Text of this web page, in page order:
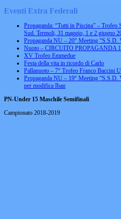
Eventi Extra Federali
Propaganda: “Tutti in Piscina” – Trofeo
Sud. Termoli, 31 maggio, 1 e 2 giugno
Propaganda NU – 20° Meeting “S.S.D.
Nuoto – CIRCUITO PROPAGANDA
XV Trofeo Emmedue
Festa della vita in ricordo di Carlo
Pallanuoto – 7° Trofeo Franco Baccini
Propaganda NU – 19° Meeting
per modifica Iban
PN-Under 15 Maschile Semifinali
Campionato 2018-2019